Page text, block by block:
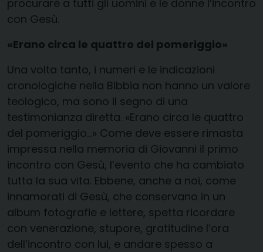
procurare a tutti gli uomini e le donne l’incontro
con Gesù.
«Erano circa le quattro del pomeriggio»
Una volta tanto, i numeri e le indicazioni
cronologiche nella Bibbia non hanno un valore
teologico, ma sono il segno di una
testimonianza diretta. «Erano circa le quattro
del pomeriggio…» Come deve essere rimasta
impressa nella memoria di Giovanni il primo
incontro con Gesù, l’evento che ha cambiato
tutta la sua vita. Ebbene, anche a noi, come
innamorati di Gesù, che conservano in un
album fotografie e lettere, spetta ricordare
con venerazione, stupore, gratitudine l’ora
dell’incontro con lui, e andare spesso a